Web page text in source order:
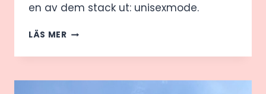
en av dem stack ut: unisexmode.
LÄS MERUNISEXMODE
MODENORMEN:
MISC